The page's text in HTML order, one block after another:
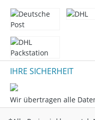
IHRE SICHERHEIT
Wir übertragen alle